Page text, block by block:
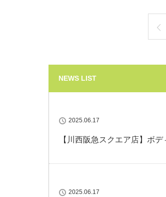
NEWS LIST
2025.06.17
【川西阪急スクエア店】ボ
2025.06.17